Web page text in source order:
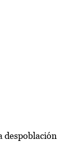
despoblación